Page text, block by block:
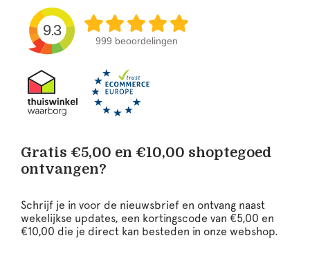
9.3
999 beoordelingen
Gratis €5,00 en €10,00 shoptegoed
ontvangen?
Schrijf je in voor de nieuwsbrief en ontvang naast
wekelijkse updates, een kortingscode van €5,00 en
€10,00 die je direct kan besteden in onze webshop.